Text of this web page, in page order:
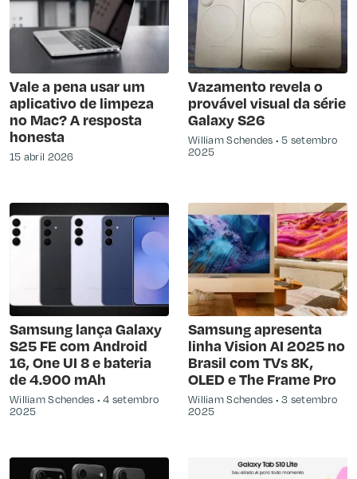
Vale a pena usar um
aplicativo de limpeza
no Mac? A resposta
honesta
15 abril 2026
Vazamento revela o
provável visual da série
Galaxy S26
William Schendes
5 setembro
2025
Samsung lança Galaxy
S25 FE com Android
16, One UI 8 e bateria
de 4.900 mAh
William Schendes
4 setembro
2025
Samsung apresenta
linha Vision AI 2025 no
Brasil com TVs 8K,
OLED e The Frame Pro
William Schendes
3 setembro
2025